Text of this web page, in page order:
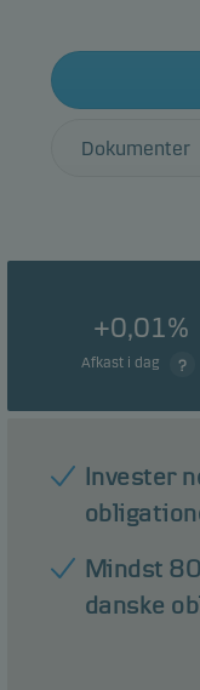
Dokumenter
+0,01%
Afkast i dag
Invester
Mindst
danske